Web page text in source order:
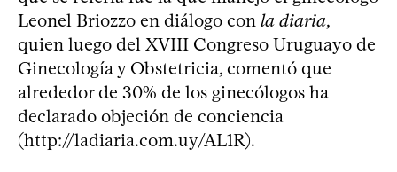
Leonel Briozzo en diálogo con la diaria,
quien luego del XVIII Congreso Uruguayo de
Ginecología y Obstetricia, comentó que
alrededor de 30% de los ginecólogos ha
declarado objeción de conciencia
(http://ladiaria.com.uy/AL1R).